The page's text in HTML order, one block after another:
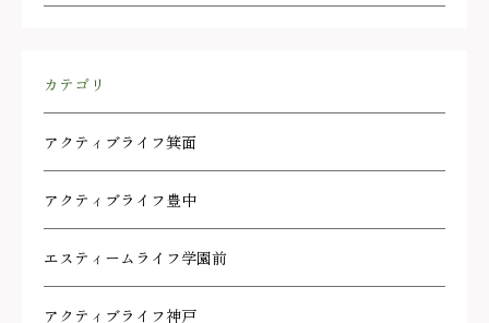
カテゴリ
アクティブライフ箕面
アクティブライフ豊中
エスティームライフ学園前
アクティブライフ神戸